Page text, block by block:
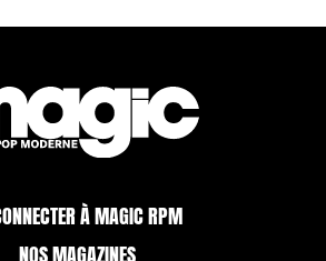
À MAGIC RPM
NOS MAGAZINES